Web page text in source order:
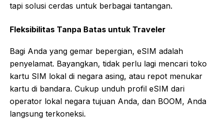
tapi solusi cerdas untuk berbagai tantangan.
Fleksibilitas Tanpa Batas untuk Traveler
Bagi Anda yang gemar bepergian, eSIM adalah
penyelamat. Bayangkan, tidak perlu lagi mencari toko
kartu SIM lokal di negara asing, atau repot menukar
kartu di bandara. Cukup unduh profil eSIM dari
operator lokal negara tujuan Anda, dan BOOM, Anda
langsung terkoneksi.